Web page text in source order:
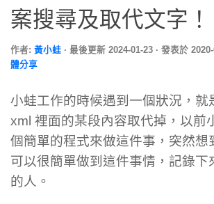
案搜尋及取代文字！
作者: 黃小蛙 · 最後更新 2024-01-23 · 發表於
體分享
小蛙工作的時候遇到一個狀況，就
xml 裡面的某段內容取代掉，以前
個簡單的程式來做這件事，突然想
可以很簡單做到這件事情，記錄下
的人。